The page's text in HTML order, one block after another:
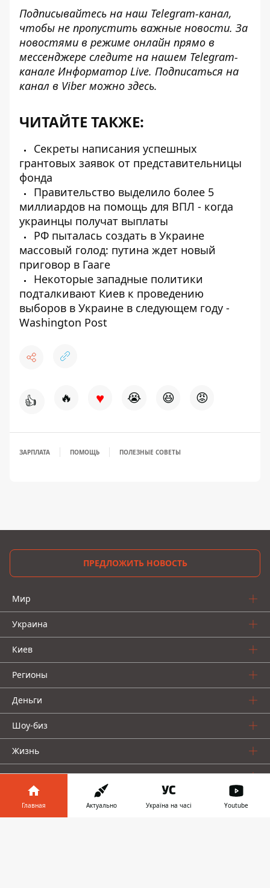
Подписывайтесь на наш Telegram-канал,
чтобы не пропустить важные новости. За
новостями в режиме онлайн прямо в
мессенджере следите на нашем Telegram-
канале Информатор Live. Подписаться на
канал в Viber можно здесь.
ЧИТАЙТЕ ТАКЖЕ:
Секреты написания успешных
грантовых заявок от представительницы
фонда
Правительство выделило более 5
миллиардов на помощь для ВПЛ - когда
украинцы получат выплаты
РФ пыталась создать в Украине
массовый голод: путина ждет новый
приговор в Гааге
Некоторые западные политики
подталкивают Киев к проведению
выборов в Украине в следующем году -
Washington Post
👍 🔥 ♥ 😭 😆 😡
ЗАРПЛАТА ПОМОЩЬ ПОЛЕЗНЫЕ СОВЕТЫ
ПРЕДЛОЖИТЬ НОВОСТЬ
Мир
Украина
Киев
Регионы
Деньги
Шоу-биз
Жизнь
О нас
Главная Актуально Україна на часі Youtube